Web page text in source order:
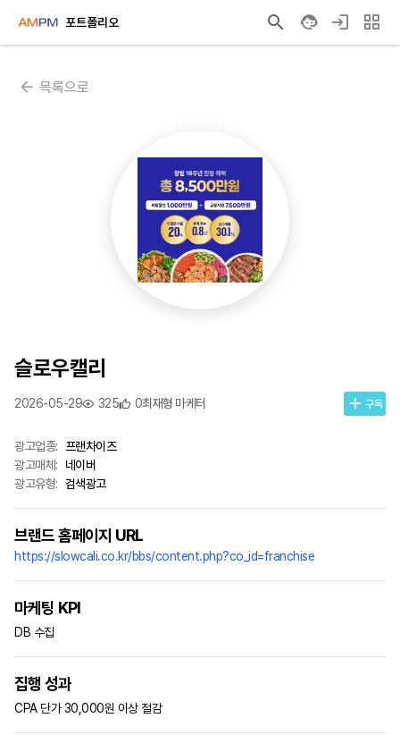
포트폴리오
목록으로
슬로우캘리
2026-05-29 325 0최재형 마케터 구독
광고업종: 프랜차이즈
광고매체:
네이버
광고유형: 검색광고
브랜드 홈페이지 URL
https://slowcali.co.kr/bbs/content.php?co_id=franchise
마케팅 KPI
DB 수집
집행 성과
CPA 단가 30,000원 이상 절감